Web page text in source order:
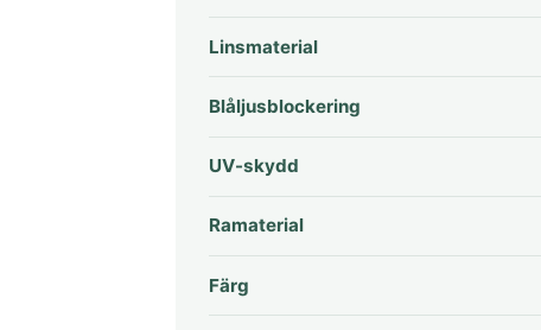
Linsmaterial
Blåljusblockering
UV-skydd
Ramaterial
Färg